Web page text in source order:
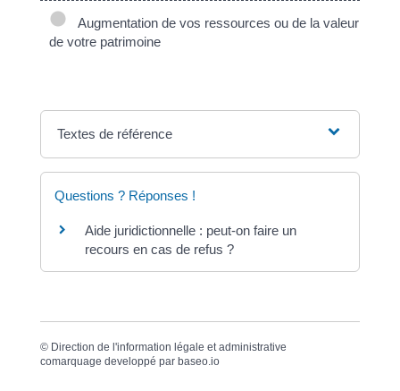
Augmentation de vos ressources ou de la valeur
de votre patrimoine
Textes de référence
Questions ? Réponses !
Aide juridictionnelle : peut-on faire un
recours en cas de refus ?
© Direction de l'information légale et administrative
comarquage developpé par baseo.io